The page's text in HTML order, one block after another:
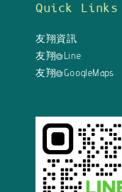
Quick Links
友翔資訊
友翔@Line
友翔@GoogleMaps